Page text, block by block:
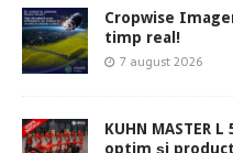
Cropwise
timp real!
7 august 2026
KUHN MASTER
optim și